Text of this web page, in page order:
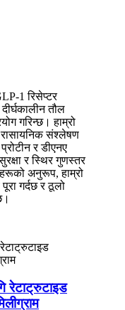
1 रिसेप्टर
तौल
गरिन्छ। हाम्रो
रासायनिक संश्लेषण
र डीएनए
र स्थिर गुणस्तर
अनुरूप, हाम्रो
गर्दछ र ठूलो
रेटाट्रुटाइड